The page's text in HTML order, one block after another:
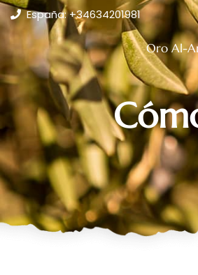
España:+34634201981
Oro Al-